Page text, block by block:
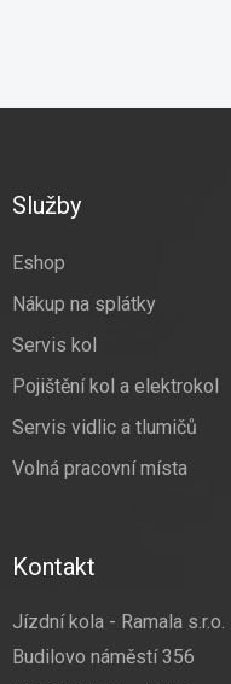
Služby
Eshop
Nákup na splátky
Servis kol
Pojištění kol a elektrokol
Servis vidlic a tlumičů
Volná pracovní místa
Kontakt
Jízdní kola - Ramala s.r.o.
Budilovo náměstí 356